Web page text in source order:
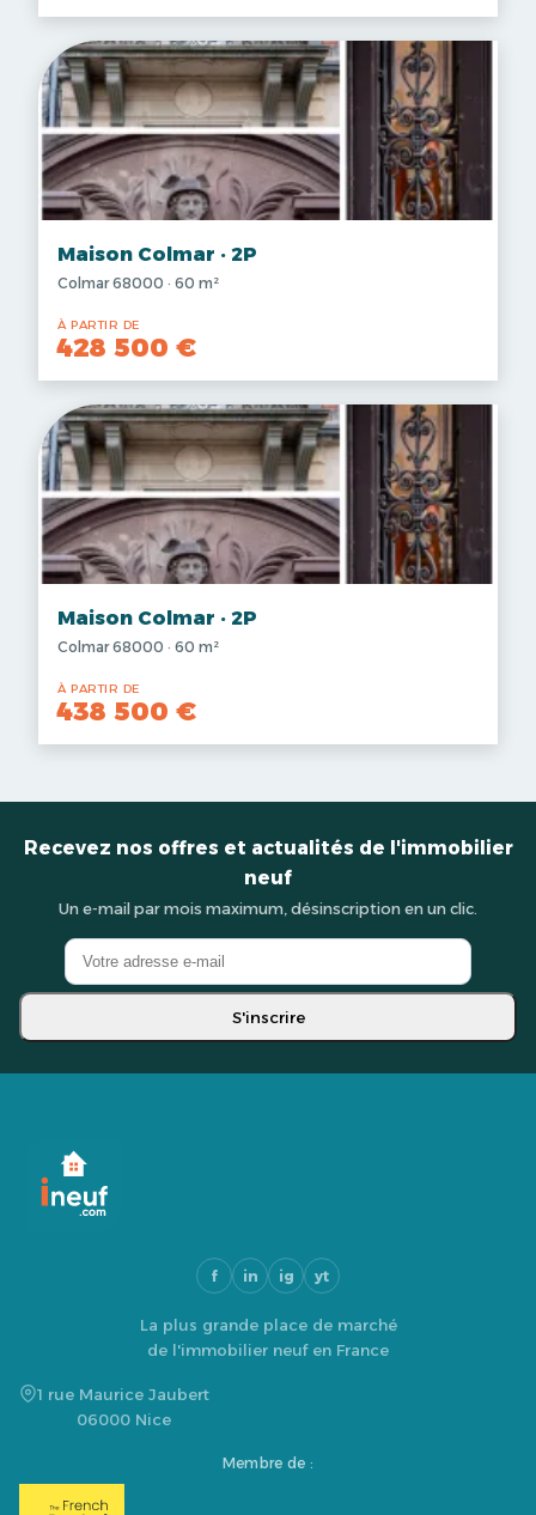
Maison Colmar · 2P
Colmar 68000 · 60 m²
À PARTIR DE
428 500 €
Maison Colmar · 2P
Colmar 68000 · 60 m²
À PARTIR DE
438 500 €
Recevez nos offres et actualités de l'immobilier
neuf
Un e-mail par mois maximum, désinscription en un clic.
S'inscrire
f in ig yt
La plus grande place de marché
de l'immobilier neuf en France
1 rue Maurice Jaubert
06000 Nice
Membre de :